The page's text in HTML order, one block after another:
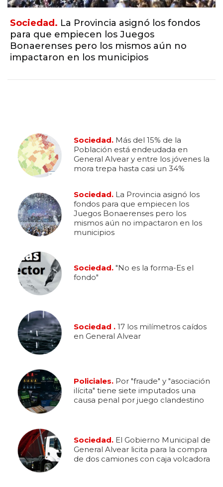
Sociedad. La Provincia asignó los fondos
para que empiecen los Juegos
Bonaerenses pero los mismos aún no
impactaron en los municipios
Sociedad. Más del 15% de la
Población está endeudada en
General Alvear y entre los jóvenes la
mora trepa hasta casi un 34%
Sociedad. La Provincia asignó los
fondos para que empiecen los
Juegos Bonaerenses pero los
mismos aún no impactaron en los
municipios
Sociedad. "No es la forma-Es el
fondo"
Sociedad . 17 los milímetros caídos
en General Alvear
Policiales. Por "fraude" y "asociación
ilícita" tiene siete imputados una
causa penal por juego clandestino
Sociedad. El Gobierno Municipal de
General Alvear licita para la compra
de dos camiones con caja volcadora